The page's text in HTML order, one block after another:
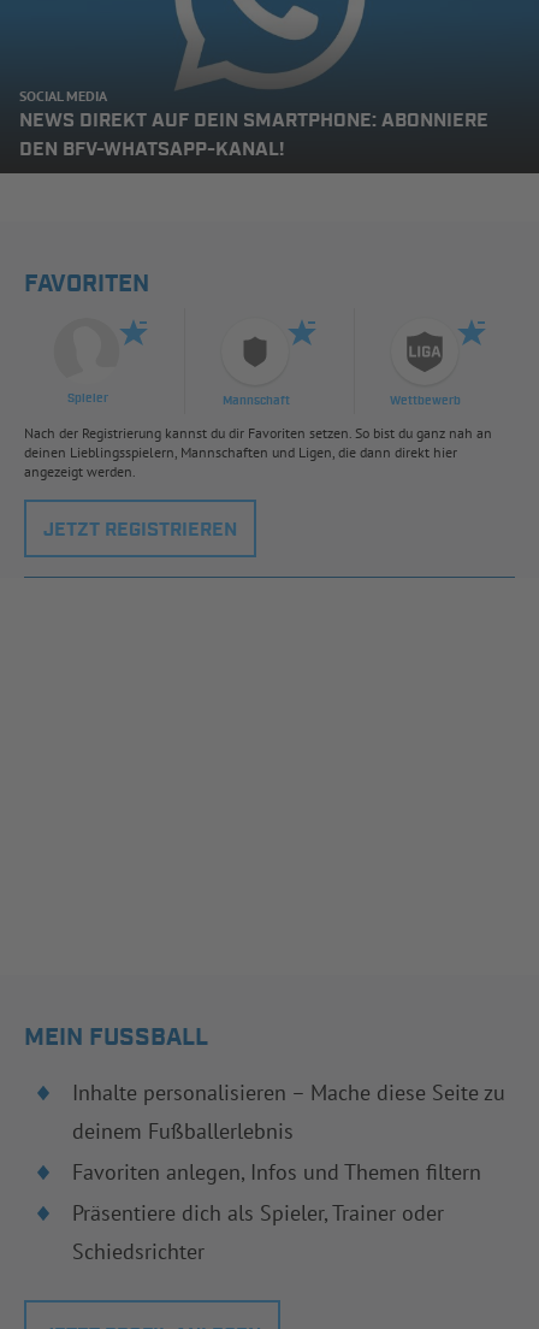
SOCIAL MEDIA
NEWS DIREKT AUF DEIN SMARTPHONE: ABONNIERE
DEN BFV-WHATSAPP-KANAL!
FAVORITEN
Spieler Mannschaft Wettbewerb
Nach der Registrierung kannst du dir Favoriten setzen. So bist du ganz nah an
deinen Lieblingsspielern, Mannschaften und Ligen, die dann direkt hier
angezeigt werden.
JETZT REGISTRIEREN
MEIN FUSSBALL
Inhalte personalisieren – Mache diese Seite zu
deinem Fußballerlebnis
Favoriten anlegen, Infos und Themen filtern
Präsentiere dich als Spieler, Trainer oder
Schiedsrichter